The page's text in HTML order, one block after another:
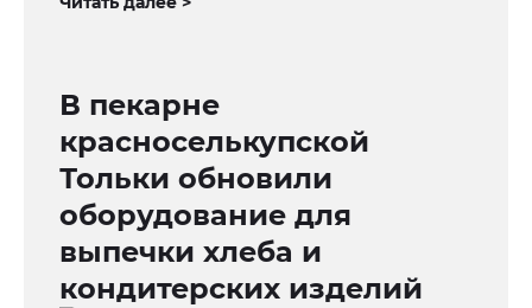
В пекарне
красноселькупской
Тольки обновили
оборудование для
выпечки хлеба и
кондитерских изделий